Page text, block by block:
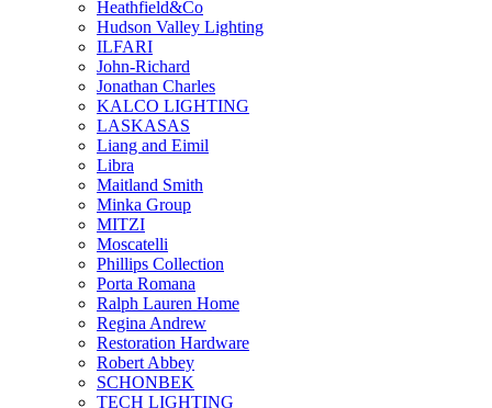
Heathfield&Co
Hudson Valley Lighting
ILFARI
John-Richard
Jonathan Charles
KALCO LIGHTING
LASKASAS
Liang and Eimil
Libra
Maitland Smith
Minka Group
MITZI
Moscatelli
Phillips Collection
Porta Romana
Ralph Lauren Home
Regina Andrew
Restoration Hardware
Robert Abbey
SCHONBEK
TECH LIGHTING